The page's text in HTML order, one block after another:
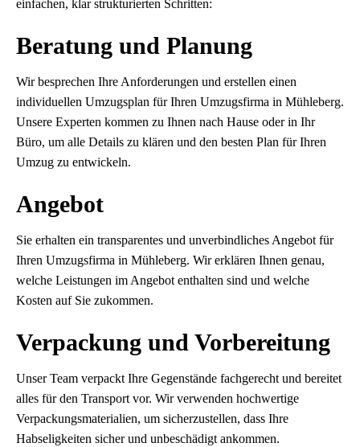
einfachen, klar strukturierten Schritten:
Beratung und Planung
Wir besprechen Ihre Anforderungen und erstellen einen
individuellen Umzugsplan für Ihren Umzugsfirma in Mühleberg.
Unsere Experten kommen zu Ihnen nach Hause oder in Ihr
Büro, um alle Details zu klären und den besten Plan für Ihren
Umzug zu entwickeln.
Angebot
Sie erhalten ein transparentes und unverbindliches Angebot für
Ihren Umzugsfirma in Mühleberg. Wir erklären Ihnen genau,
welche Leistungen im Angebot enthalten sind und welche
Kosten auf Sie zukommen.
Verpackung und Vorbereitung
Unser Team verpackt Ihre Gegenstände fachgerecht und bereitet
alles für den Transport vor. Wir verwenden hochwertige
Verpackungsmaterialien, um sicherzustellen, dass Ihre
Habseligkeiten sicher und unbeschädigt ankommen.